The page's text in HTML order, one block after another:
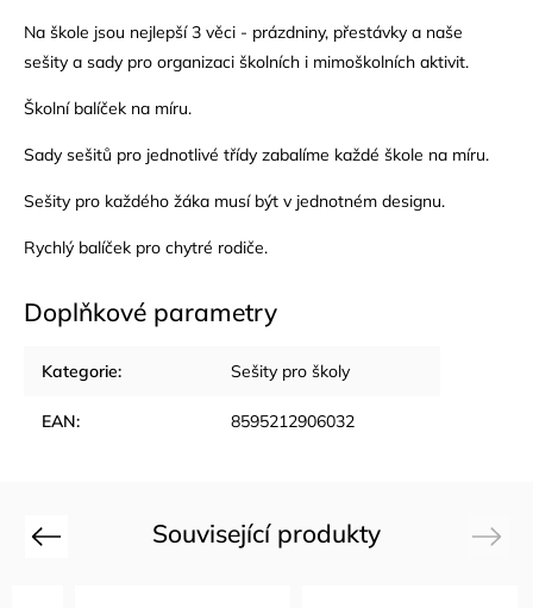
Na škole jsou nejlepší 3 věci - prázdniny, přestávky a naše
sešity a sady pro organizaci školních i mimoškolních aktivit.
Školní balíček na míru.
Sady sešitů pro jednotlivé třídy zabalíme každé škole na míru.
Sešity pro každého žáka musí být v jednotném designu.
Rychlý balíček pro chytré rodiče.
Doplňkové parametry
Kategorie: Sešity pro školy
EAN: 8595212906032
Související produkty
Previous Next